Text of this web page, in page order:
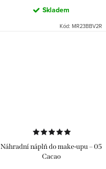
Skladem
Kód: MR23BBV2R
Náhradní náplň do make-upu – 05
Cacao